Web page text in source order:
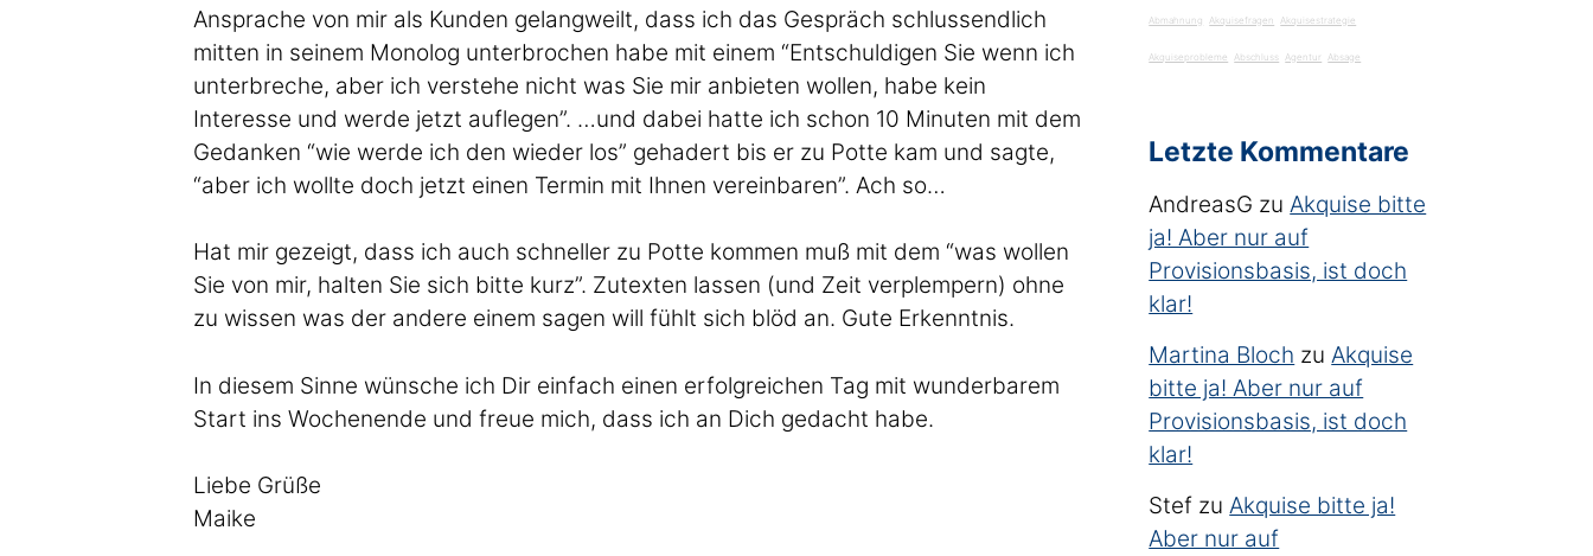
Ansprache von mir als Kunden gelangweilt, dass ich das Gespräch schlussendlich
mitten in seinem Monolog unterbrochen habe mit einem “Entschuldigen Sie wenn ich
unterbreche, aber ich verstehe nicht was Sie mir anbieten wollen, habe kein
Interesse und werde jetzt auflegen”. …und dabei hatte ich schon 10 Minuten mit dem
Gedanken “wie werde ich den wieder los” gehadert bis er zu Potte kam und sagte,
“aber ich wollte doch jetzt einen Termin mit Ihnen vereinbaren”. Ach so…
Hat mir gezeigt, dass ich auch schneller zu Potte kommen muß mit dem “was wollen
Sie von mir, halten Sie sich bitte kurz”. Zutexten lassen (und Zeit verplempern) ohne
zu wissen was der andere einem sagen will fühlt sich blöd an. Gute Erkenntnis.
In diesem Sinne wünsche ich Dir einfach einen erfolgreichen Tag mit wunderbarem
Start ins Wochenende und freue mich, dass ich an Dich gedacht habe.
Liebe Grüße
Maike
Abmahnung Akquisefragen Akquisestrategie
Akquiseprobleme Abschluss Agentur Absage
Letzte Kommentare
AndreasG zu Akquise bitte
ja! Aber nur auf
Provisionsbasis, ist doch
klar!
Martina Bloch zu Akquise
bitte ja! Aber nur auf
Provisionsbasis, ist doch
klar!
Stef zu Akquise bitte ja!
Aber nur auf